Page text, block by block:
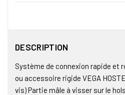
DESCRIPTION
Système de connexion rapide et
ou accessoire rigide VEGA
vis) Partie mâle à visser sur le